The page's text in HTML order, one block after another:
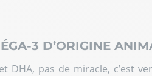
3 D’ORIGINE
DHA, pas de miracle, c’est